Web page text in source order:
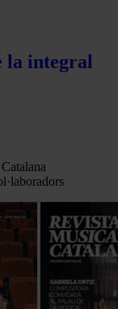
la integral